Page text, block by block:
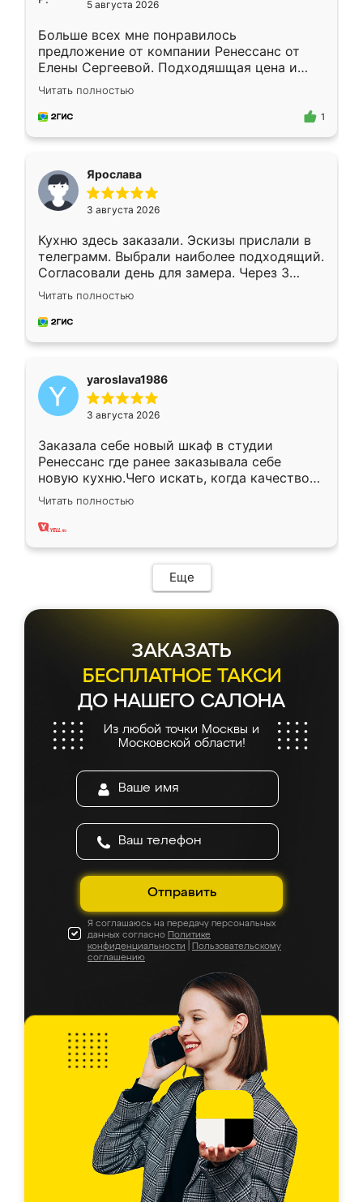
5 августа 2026
Больше всех мне понравилось
предложение от компании Ренессанс от
Елены Сергеевой. Подходяшщая цена и
короткие сроки изготовления. Приехавший
для замера сотрудник Владислав
предложил по моему эскизу самый
Читать полностью
1
Ярослава
3 августа 2026
Кухню здесь заказали. Эскизы прислали в
телеграмм. Выбрали наиболее подходящий.
Согласовали день для замера. Через 3
недели кухня была уже готова. Остались
довольны работой. Спасибо Ренессанс
мебель за качественную работу!
Читать полностью
yaroslava1986
3 августа 2026
Заказала себе новый шкаф в студии
Ренессанс где ранее заказывала себе
новую кухню.Чего искать, когда качеством
вполне довольна. Служит кухня уже почти
два года, нареканий нет.
Читать полностью
Еще
ЗАКАЗАТЬ
БЕСПЛАТНОЕ ТАКСИ
ДО НАШЕГО САЛОНА
Из любой точки Москвы и
Московской области!
Отправить
Я соглашаюсь на передачу персональных
данных согласно Политике
конфиденциальности
Пользовательскому
соглашению